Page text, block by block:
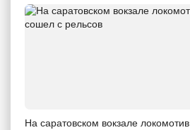
На саратовском вокзале локомотив